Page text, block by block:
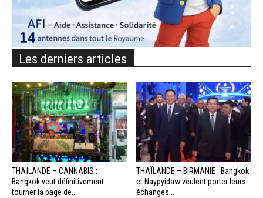
Les derniers articles
THAÏLANDE – CANNABIS :
Bangkok veut définitivement
tourner la page de...
THAÏLANDE – BIRMANIE : Bangkok
et Naypyidaw veulent porter leurs
échanges...